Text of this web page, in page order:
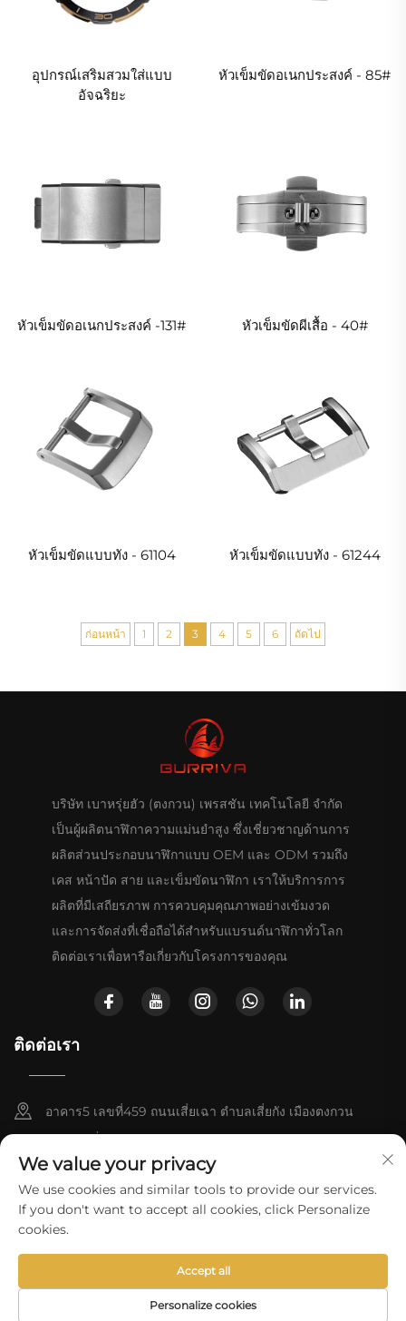
อุปกรณ์เสริมสวมใส่แบบ
อัจฉริยะ
หัวเข็มขัดอเนกประสงค์ - 85#
หัวเข็มขัดอเนกประสงค์ -131# หัวเข็มขัดผีเสื้อ - 40#
หัวเข็มขัดแบบทัง - 61104 หัวเข็มขัดแบบทัง - 61244
ก่อนหน้า 1 2 3 4 5 6 ถัดไป
บริษัท เบาหรุ่ยฮัว (ตงกวน) เพรสชัน เทคโนโลยี จำกัด
เป็นผู้ผลิตนาฬิกาความแม่นยำสูง ซึ่งเชี่ยวชาญด้านการ
ผลิตส่วนประกอบนาฬิกาแบบ OEM และ ODM รวมถึง
เคส หน้าปัด สาย และเข็มขัดนาฬิกา เราให้บริการการ
ผลิตที่มีเสถียรภาพ การควบคุมคุณภาพอย่างเข้มงวด
และการจัดส่งที่เชื่อถือได้สำหรับแบรนด์นาฬิกาทั่วโลก
ติดต่อเราเพื่อหารือเกี่ยวกับโครงการของคุณ
ติดต่อเรา
อาคาร5 เลขที่459 ถนนเสี่ยเฉา ตำบลเสี่ยกัง เมืองตงกวน
มณฑลกว่างตง
+852-8402 6198
[email protected]
สงวนลิขสิทธิ์ © 2025 โดยบริษัท Baoruihua (ตงกวน) เทคโนโลยีความ
แม่นยำ จำกัด นโยบายความเป็นส่วนตัว
We value your privacy
We use cookies and similar tools to provide our services.
If you don't want to accept all cookies, click Personalize
cookies.
Personalize cookies
Accept all